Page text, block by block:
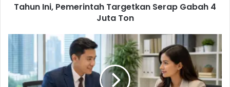
n
t
Tahun Ini, Pemerintah Targetkan Serap Gabah 4
Juta Ton
P
d
u